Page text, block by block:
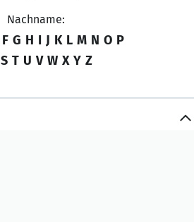
Nachname:
F G H I J K L M N O P
S T U V W X Y Z